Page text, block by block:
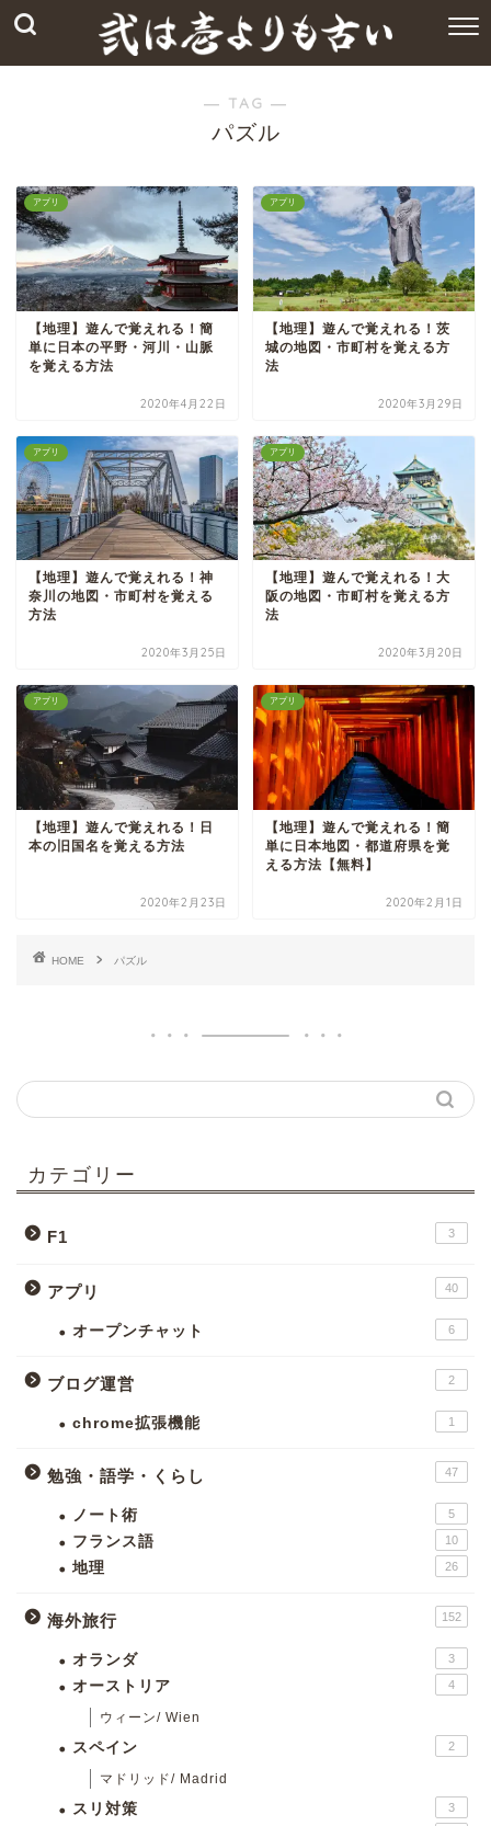
― TAG ―
パズル
アプリ
【地理】遊んで覚えれる！簡
単に日本の平野・河川・山脈
を覚える方法
2020年4月22日
アプリ
【地理】遊んで覚えれる！茨
城の地図・市町村を覚える方
法
2020年3月29日
アプリ
【地理】遊んで覚えれる！神
奈川の地図・市町村を覚える
方法
2020年3月25日
アプリ
【地理】遊んで覚えれる！大
阪の地図・市町村を覚える方
法
2020年3月20日
アプリ
【地理】遊んで覚えれる！日
本の旧国名を覚える方法
2020年2月23日
アプリ
【地理】遊んで覚えれる！簡
単に日本地図・都道府県を覚
える方法【無料】
2020年2月1日
HOME パズル
カテゴリー
F1 3
アプリ 40
オープンチャット 6
ブログ運営 2
chrome拡張機能 1
勉強・語学・くらし 47
ノート術 5
フランス語 10
地理 26
海外旅行 152
オランダ 3
オーストリア 4
ウィーン/ Wien
スペイン 2
マドリッド/ Madrid
スリ対策 3